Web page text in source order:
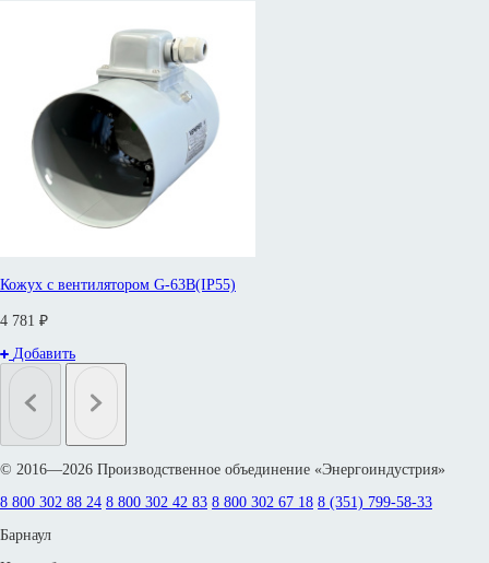
Кожух с вентилятором G-63B(IP55)
4 781 ₽
Добавить
© 2016—2026 Производственное объединение «Энергоиндустрия»
8 800 302 88 24 8 800 302 42 83 8 800 302 67 18 8 (351) 799-58-33
Барнаул